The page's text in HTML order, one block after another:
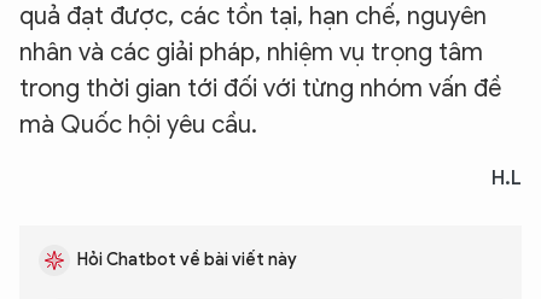
quả đạt được, các tồn tại, hạn chế, nguyên
nhân và các giải pháp, nhiệm vụ trọng tâm
trong thời gian tới đối với từng nhóm vấn đề
mà Quốc hội yêu cầu.
H.L
Hỏi Chatbot về bài viết này